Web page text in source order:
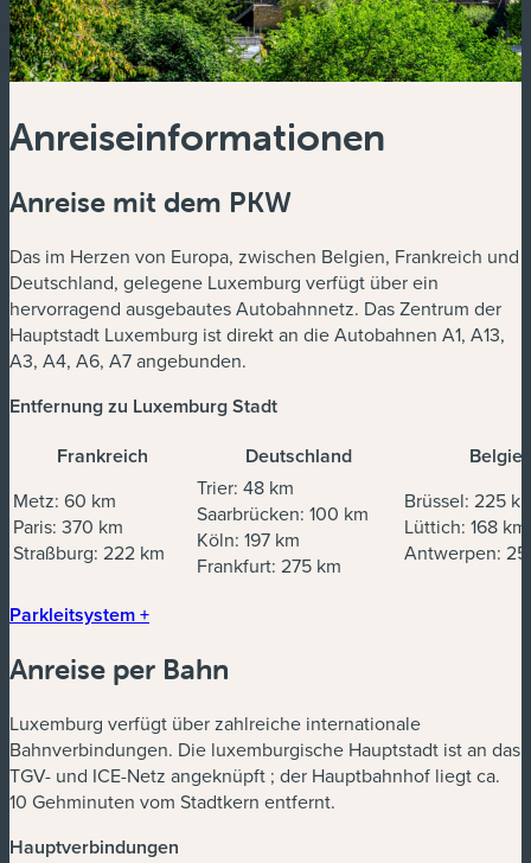
Anreiseinformationen
Anreise mit dem PKW
Das im Herzen von Europa, zwischen Belgien, Frankreich und
Deutschland, gelegene Luxemburg verfügt über ein
hervorragend ausgebautes Autobahnnetz. Das Zentrum der
Hauptstadt Luxemburg ist direkt an die Autobahnen A1, A13,
A3, A4, A6, A7 angebunden.
Entfernung zu Luxemburg Stadt
Frankreich
Deutschland
Metz: 60 km
Paris: 370 km
Straßburg: 222 km
Trier: 48 km
Saarbrücken: 100 km
Köln: 197 km
Frankfurt: 275 km
Brüssel: 225
Lüttich: 168 km
Antwerpen:
Parkleitsystem +
Anreise per Bahn
Luxemburg verfügt über zahlreiche internationale
Bahnverbindungen. Die luxemburgische Hauptstadt ist an das
TGV- und ICE-Netz angeknüpft ; der Hauptbahnhof liegt ca.
10 Gehminuten vom Stadtkern entfernt.
Hauptverbindungen